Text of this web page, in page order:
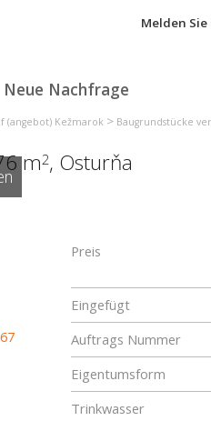
Melden Sie
Neue Nachfrage
(angebot) Kežmarok > Baugrundstücke
m2, Osturňa
Preis
Eingefügt
Auftrags Nummer
Eigentumsform
Trinkwasser